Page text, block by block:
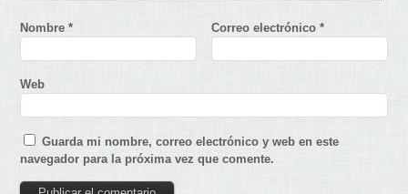
Nombre* Correo electrónico*
Web
Guarda mi nombre, correo electrónico y web en este
navegador para la próxima vez que comente.